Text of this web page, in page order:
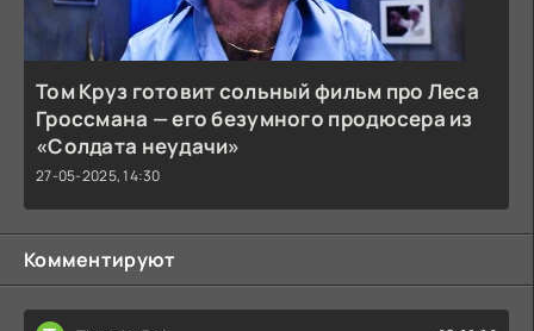
Том Круз готовит сольный фильм про Леса
Гроссмана — его безумного продюсера из
«Солдата неудачи»
27-05-2025, 14:30
Комментируют